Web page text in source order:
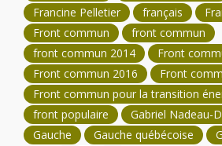
Francine Pelletier
français
Front commun
front commun
front commun 2014
Front
Front commun 2016
Front
Front commun pour la transition
front populaire
Gabriel Nadeau-
Gauche
Gauche québécoise